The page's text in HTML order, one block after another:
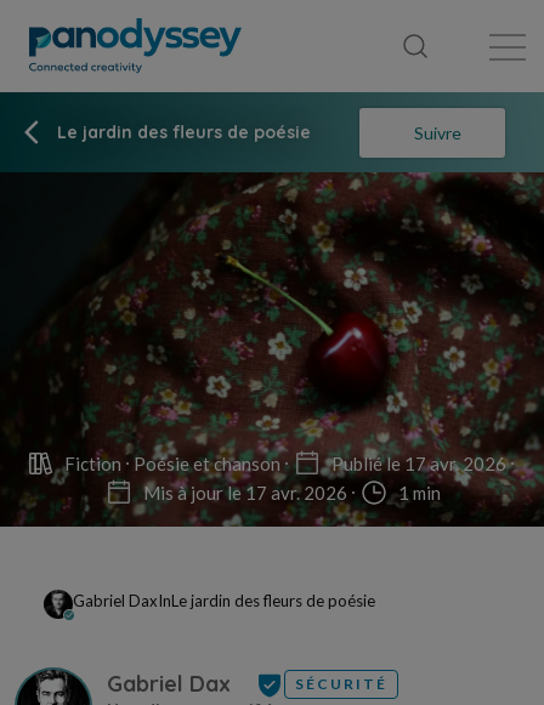
Le jardin des fleurs de poésie Suivre
Fiction Poésie et chanson
Publié le 17 avr. 2026
Mis à jour le 17 avr. 2026
1 min
Gabriel DaxInLe jardin des fleurs de poésie
Gabriel Dax SÉCURITÉ